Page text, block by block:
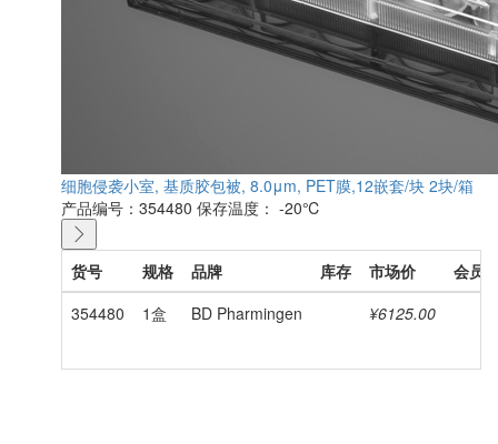
细胞侵袭小室, 基质胶包被, 8.0μm, PET膜,12嵌套/块 2块/箱
产品编号：354480 保存温度： -20℃
货号 规格 品牌 库存 市场价
会员
354480
1盒 BD Pharmingen ¥6125.00